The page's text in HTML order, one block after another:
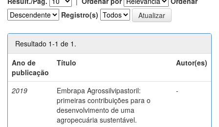
Registro(s)
Resultado 1-1 de 1.
Ano de
publicação
Título Autor(es)
2019
Embrapa Agrossilvipastoril:
primeiras contribuições para o
desenvolvimento de uma
agropecuária sustentável.
-